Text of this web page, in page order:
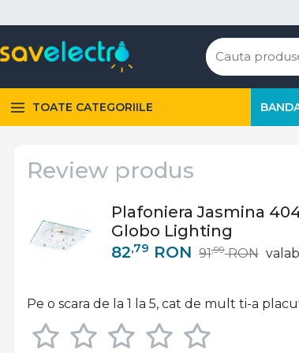
TOATE CATEGORIILE
Review produs
Plafoniera Jasmina
Globo Lighting
82,79 RON 91,99 RON
Pe o scara de la 1 la 5, cat de mult ti-a